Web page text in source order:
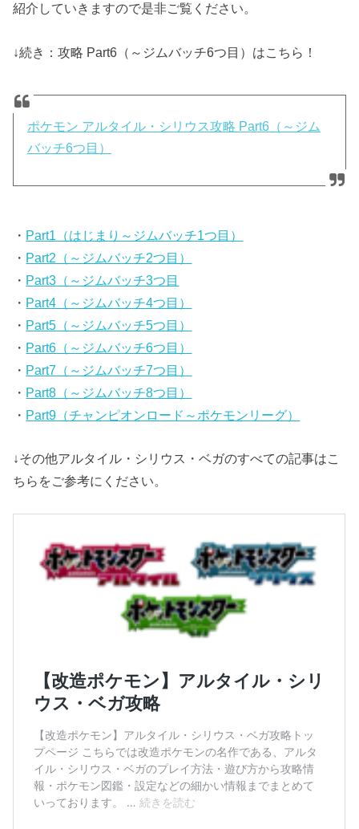
紹介していきますので是非ご覧ください。
↓続き：攻略 Part6（～ジムバッチ6つ目）はこちら！
ポケモン アルタイル・シリウス攻略 Part6（～ジム
バッチ6つ目）
・ Part1（はじまり～ジムバッチ1つ目）
・ Part2（～ジムバッチ2つ目）
・ Part3（～ジムバッチ3つ目
・ Part4（～ジムバッチ4つ目）
・ Part5（～ジムバッチ5つ目）
・ Part6（～ジムバッチ6つ目）
・ Part7（～ジムバッチ7つ目）
・ Part8（～ジムバッチ8つ目）
・ Part9（チャンピオンロード～ポケモンリーグ）
↓その他アルタイル・シリウス・ベガのすべての記事はこ
ちらをご参考にください。